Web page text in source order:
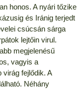
honos. A nyári tőzike
és Iránig terjedt
csúcsán sárga
lejtőin virul.
megjelenésű
vagyis a
fejlődik. A
Néhány